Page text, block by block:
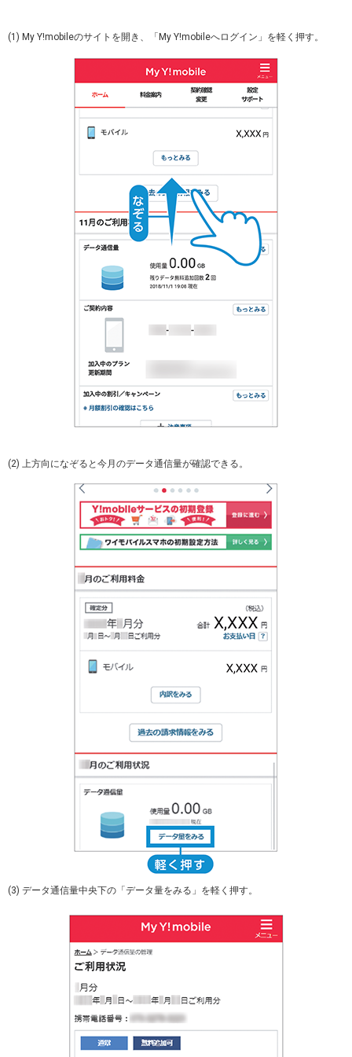
(1) My Y!mobileのサイトを開き、「My Y!mobileへログイン」を軽く押す。
(2) 上方向になぞると今月のデータ通信量が確認できる。
(3) データ通信量中央下の「データ量をみる」を軽く押す。